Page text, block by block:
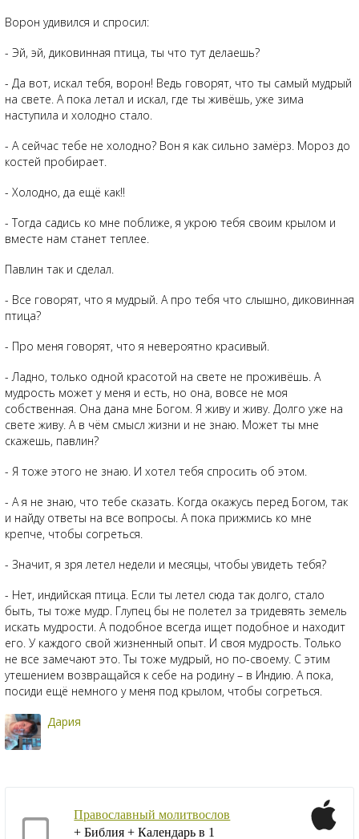
Ворон удивился и спросил:
- Эй, эй, диковинная птица, ты что тут делаешь?
- Да вот, искал тебя, ворон! Ведь говорят, что ты самый мудрый
на свете. А пока летал и искал, где ты живёшь, уже зима
наступила и холодно стало.
- А сейчас тебе не холодно? Вон я как сильно замёрз. Мороз до
костей пробирает.
- Холодно, да ещё как!!
- Тогда садись ко мне поближе, я укрою тебя своим крылом и
вместе нам станет теплее.
Павлин так и сделал.
- Все говорят, что я мудрый. А про тебя что слышно, диковинная
птица?
- Про меня говорят, что я невероятно красивый.
- Ладно, только одной красотой на свете не проживёшь. А
мудрость может у меня и есть, но она, вовсе не моя
собственная. Она дана мне Богом. Я живу и живу. Долго уже на
свете живу. А в чём смысл жизни и не знаю. Может ты мне
скажешь, павлин?
- Я тоже этого не знаю. И хотел тебя спросить об этом.
- А я не знаю, что тебе сказать. Когда окажусь перед Богом, так
и найду ответы на все вопросы. А пока прижмись ко мне
крепче, чтобы согреться.
- Значит, я зря летел недели и месяцы, чтобы увидеть тебя?
- Нет, индийская птица. Если ты летел сюда так долго, стало
быть, ты тоже мудр. Глупец бы не полетел за тридевять земель
искать мудрости. А подобное всегда ищет подобное и находит
его. У каждого свой жизненный опыт. И своя мудрость. Только
не все замечают это. Ты тоже мудрый, но по-своему. С этим
утешением возвращайся к себе на родину – в Индию. А пока,
посиди ещё немного у меня под крылом, чтобы согреться.
Дария
Православный молитвослов
+ Библия + Календарь в 1